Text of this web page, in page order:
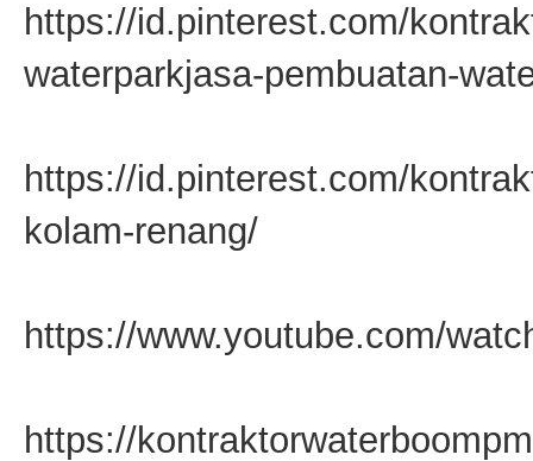
https://id.pinterest.com/
waterparkjasa-pembuatan-
https://id.pinterest.com/
kolam-renang/
https://www.youtube.com/
https://